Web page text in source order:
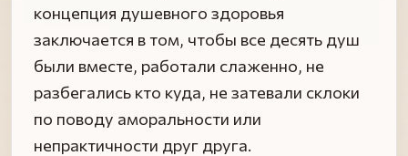
концепция душевного здоровья
заключается в том, чтобы все десять душ
были вместе, работали слаженно, не
разбегались кто куда, не затевали склоки
по поводу аморальности или
непрактичности друг друга.